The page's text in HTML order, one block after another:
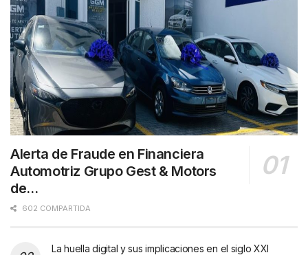
Alerta de Fraude en Financiera
Automotriz Grupo Gest & Motors
de…
602 COMPARTIDA
La huella digital y sus implicaciones en el siglo XXI